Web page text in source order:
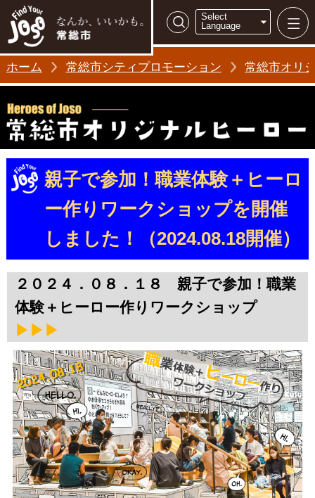
常総市シテ
検索
Select
Language
ホーム 常総市シティプロモーション 常総市オリ
親子で参加！職業体験＋ヒーロ
ー作りワークショップを開催
しました！（2024.08.18開催）
２０２４．０８．１８ 親子で参加！職業
体験＋ヒーロー作りワークショップ
▶▶▶